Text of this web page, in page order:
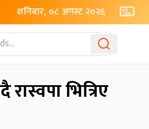
शनिबार, ०८ अगस्ट २०२६
भित्रिए